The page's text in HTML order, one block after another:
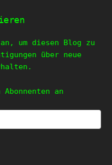
um diesen Blog zu
über neue
an